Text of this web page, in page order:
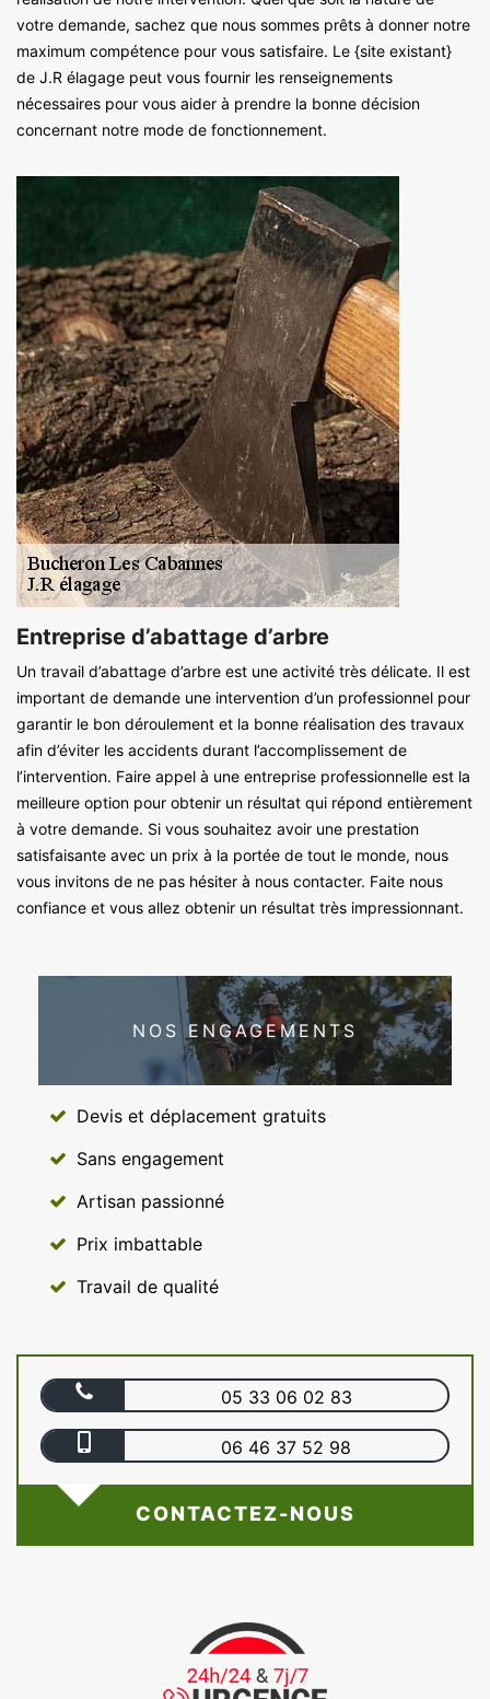
votre demande, sachez que nous sommes prêts à donner notre
maximum compétence pour vous satisfaire. Le {site existant}
de J.R élagage peut vous fournir les renseignements
nécessaires pour vous aider à prendre la bonne décision
concernant notre mode de fonctionnement.
Entreprise d’abattage d’arbre
Un travail d’abattage d’arbre est une activité très délicate. Il est
important de demande une intervention d’un professionnel pour
garantir le bon déroulement et la bonne réalisation des travaux
afin d’éviter les accidents durant l’accomplissement de
l’intervention. Faire appel à une entreprise professionnelle est la
meilleure option pour obtenir un résultat qui répond entièrement
à votre demande. Si vous souhaitez avoir une prestation
satisfaisante avec un prix à la portée de tout le monde, nous
vous invitons de ne pas hésiter à nous contacter. Faite nous
confiance et vous allez obtenir un résultat très impressionnant.
NOS ENGAGEMENTS
Devis et déplacement gratuits
Sans engagement
Artisan passionné
Prix imbattable
Travail de qualité
05 33 06 02 83
06 46 37 52 98
CONTACTEZ-NOUS